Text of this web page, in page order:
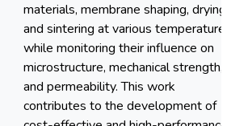
materials, membrane shaping, drying,
and sintering at various
while monitoring their influence on
microstructure, mechanical strength,
and permeability. This work
contributes to the development of